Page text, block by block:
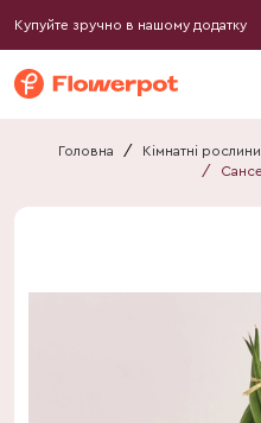
Купуйте зручно в нашому додатку
Головна / Кімнатні рослини
/